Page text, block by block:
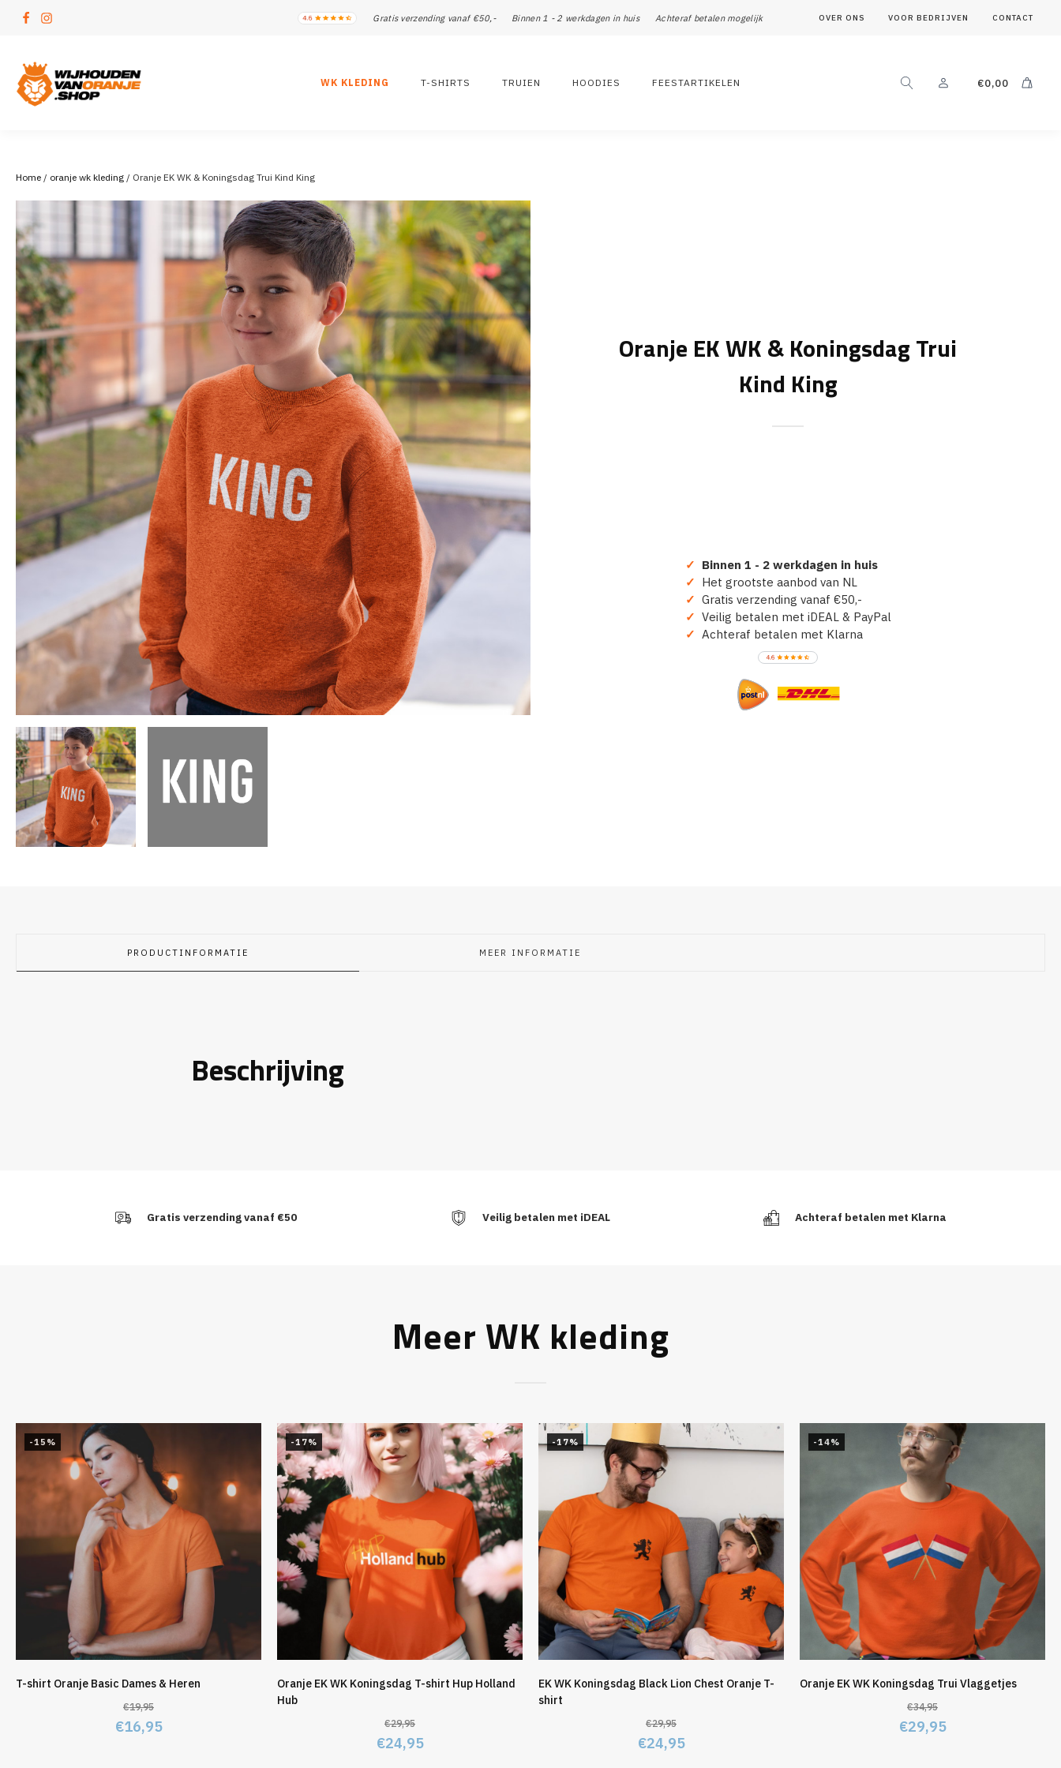
Gratis verzending vanaf €50,- Binnen 1 - 2 werkdagen in huis Achteraf betalen mogelijk OVER ONS VOOR BEDRIJVEN CONTACT
WK KLEDING T-SHIRTS TRUIEN HOODIES FEESTARTIKELEN €0,00
Home / oranje wk kleding / Oranje EK WK & Koningsdag Trui Kind King
Oranje EK WK & Koningsdag Trui
Kind King
✓ Binnen 1 - 2 werkdagen in huis
✓ Het grootste aanbod van NL
✓ Gratis verzending vanaf €50,-
✓ Veilig betalen met iDEAL & PayPal
✓ Achteraf betalen met Klarna
PRODUCTINFORMATIE MEER INFORMATIE
Beschrijving
Gratis verzending vanaf €50 Veilig betalen met iDEAL Achteraf betalen met Klarna
Meer WK kleding
-15%
T-shirt Oranje Basic Dames & Heren
€19,95
Oorspronkelijke
€16,95Huidige
-17%
Oranje EK WK Koningsdag T-shirt Hup Holland
Hub
€29,95
Oorspronkelijke
€24,95Huidige
-17%
EK WK Koningsdag Black Lion Chest Oranje T-
shirt
€29,95
Oorspronkelijke
€24,95Huidige
-14%
Oranje EK WK Koningsdag Trui Vlaggetjes
€34,95
Oorspronkelijke
€29,95Huidige